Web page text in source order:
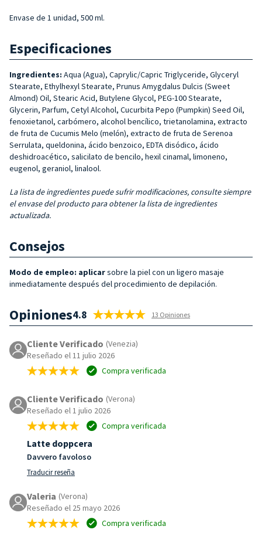
Envase de 1 unidad, 500 ml.
Especificaciones
Ingredientes: Aqua (Agua), Caprylic/Capric Triglyceride, Glyceryl
Stearate, Ethylhexyl Stearate, Prunus Amygdalus Dulcis (Sweet
Almond) Oil, Stearic Acid, Butylene Glycol, PEG-100 Stearate,
Glycerin, Parfum, Cetyl Alcohol, Cucurbita Pepo (Pumpkin) Seed Oil,
fenoxietanol, carbómero, alcohol bencílico, trietanolamina, extracto
de fruta de Cucumis Melo (melón), extracto de fruta de Serenoa
Serrulata, queldonina, ácido benzoico, EDTA disódico, ácido
deshidroacético, salicilato de bencilo, hexil cinamal, limoneno,
eugenol, geraniol, linalool.
La lista de ingredientes puede sufrir modificaciones, consulte siempre
el envase del producto para obtener la lista de ingredientes
actualizada.
Consejos
Modo de empleo: aplicarsobre la piel con un ligero masaje
inmediatamente después del procedimiento de depilación.
Opiniones4.8 13 Opiniones
Cliente Verificado (Venezia)
Reseñado el 11 julio 2026
Compra verificada
Cliente Verificado (Verona)
Reseñado el 1 julio 2026
Compra verificada
Latte doppcera
Davvero favoloso
Traducir reseña
Valeria (Verona)
Reseñado el 25 mayo 2026
Compra verificada